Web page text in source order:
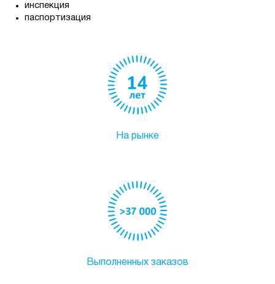
инспекция
паспортизация
На рынке
Выполненных заказов